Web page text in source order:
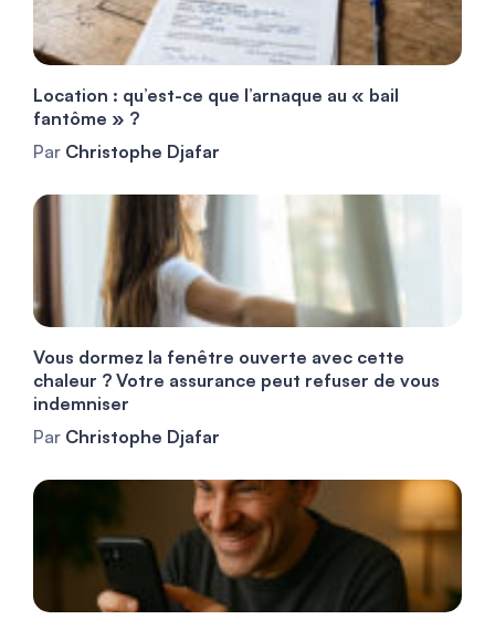
Location : qu’est-ce que l’arnaque au « bail
fantôme » ?
Par Christophe Djafar
Vous dormez la fenêtre ouverte avec cette
chaleur ? Votre assurance peut refuser de vous
indemniser
Par Christophe Djafar